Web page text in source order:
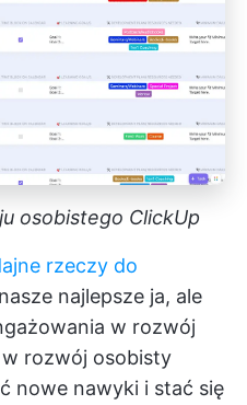
osobistego ClickUp
rzeczy do
najlepsze ja, ale
w rozwój
rozwój osobisty
nowe nawyki i stać się